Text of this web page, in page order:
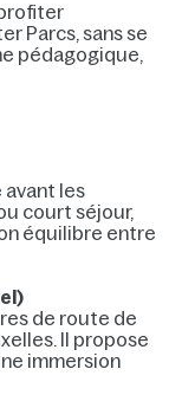
Parcs, sans se
pédagogique,
avant les
court séjour,
équilibre entre
de route de
Il propose
immersion